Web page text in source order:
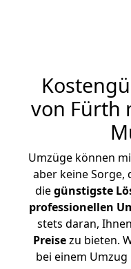
von Fürth
Umzüge können
aber keine Sorge,
diegünstigste
professionellen
stets daran, Ihnen
Preisezu bieten.
bei einem